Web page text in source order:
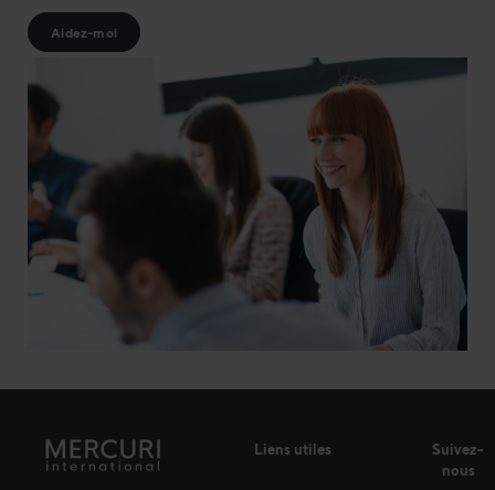
Aidez-moi
Liens utiles
Suivez-
nous